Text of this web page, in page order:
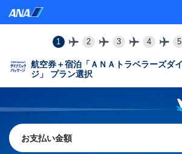
1 2 3 4 5
航空券＋宿泊「ＡＮＡトラベラーズダ
ジ」 プラン選択
お支払い金額